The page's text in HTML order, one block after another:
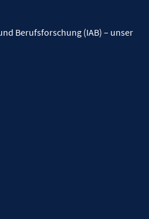
Berufsforschung (IAB) – unser